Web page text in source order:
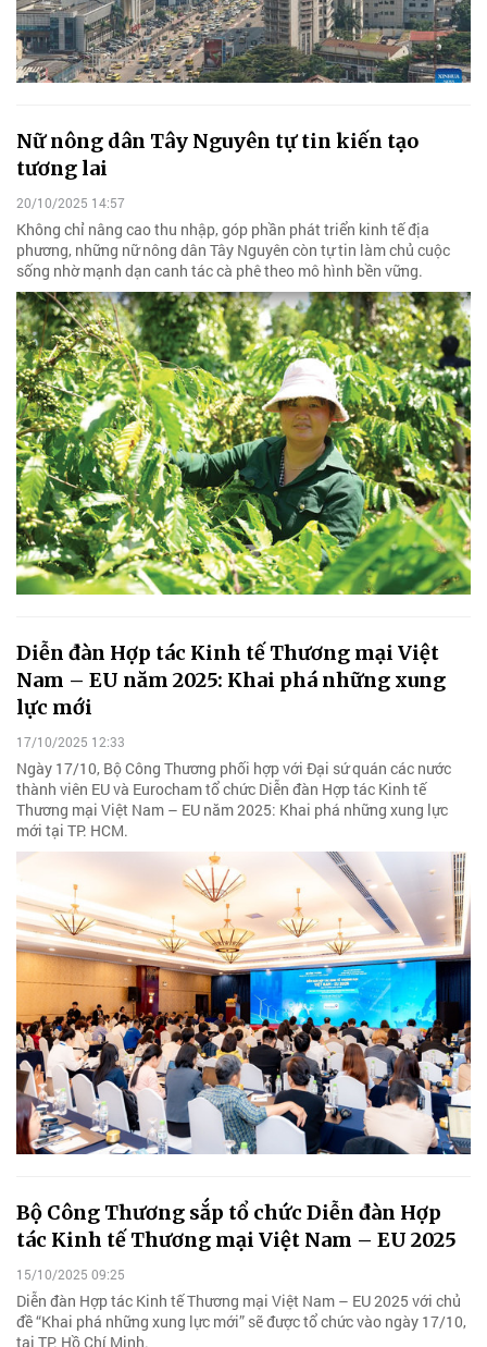
Nữ nông dân Tây Nguyên tự tin kiến tạo
tương lai
20/10/2025 14:57
Không chỉ nâng cao thu nhập, góp phần phát triển kinh tế địa
phương, những nữ nông dân Tây Nguyên còn tự tin làm chủ cuộc
sống nhờ mạnh dạn canh tác cà phê theo mô hình bền vững.
Diễn đàn Hợp tác Kinh tế Thương mại Việt
Nam – EU năm 2025: Khai phá những xung
lực mới
17/10/2025 12:33
Ngày 17/10, Bộ Công Thương phối hợp với Đại sứ quán các nước
thành viên EU và Eurocham tổ chức Diễn đàn Hợp tác Kinh tế
Thương mại Việt Nam – EU năm 2025: Khai phá những xung lực
mới tại TP. HCM.
Bộ Công Thương sắp tổ chức Diễn đàn Hợp
tác Kinh tế Thương mại Việt Nam – EU 2025
15/10/2025 09:25
Diễn đàn Hợp tác Kinh tế Thương mại Việt Nam – EU 2025 với chủ
đề “Khai phá những xung lực mới” sẽ được tổ chức vào ngày 17/10,
tại TP. Hồ Chí Minh.